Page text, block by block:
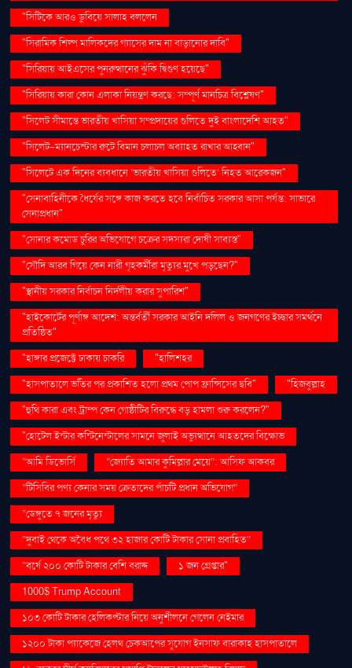
"সিটিকে আরও ডুবিয়ে সালাহ বললেন
"সিরামিক শিল্প মালিকদের গ্যাসের দাম না বাড়ানোর দাবি"
"সিরিয়ায় আইএসের পুনরুত্থানের ঝুঁকি দ্বিগুণ হয়েছে"
"সিরিয়ায় কারা কোন এলাকা নিয়ন্ত্রণ করছে: সম্পূর্ণ মানচিত্র বিশ্লেষণ"
"সিলেট সীমান্তে ভারতীয় খাসিয়া সম্প্রদায়ের গুলিতে দুই বাংলাদেশি আহত"
"সিলেট-ম্যানচেস্টার রুটে বিমান চলাচল অব্যাহত রাখার আহ্বান"
"সিলেটে এক দিনের ব্যবধানে ‘ভারতীয় খাসিয়া গু‌লিতে’ নিহত আরেকজন"
"সেনাবাহিনীকে ধৈর্যের সঙ্গে কাজ করতে হবে নির্বাচিত সরকার আসা পর্যন্ত: সাভারে
সেনাপ্রধান"
"সোনার কমোড চুরির অভিযোগে চক্রের সদস্যরা দোষী সাব্যস্ত"
"সৌদি আরব গিয়ে কেন নারী গৃহকর্মীরা মৃত্যুর মুখে পড়ছেন?"
"স্থানীয় সরকার নির্বাচন নির্দলীয় করার সুপারিশ"
"হাইকোর্টের পূর্ণাঙ্গ আদেশ: অন্তর্বর্তী সরকার আইনি দলিল ও জনগণের ইচ্ছার সমর্থনে
প্রতিষ্ঠিত"
"হাঙ্গার প্রজেক্টে ঢাকায় চাকরি
"হালিশহর
"হাসপাতালে ভর্তির পর প্রকাশিত হলো প্রথম পোপ ফ্রান্সিসের ছবি"
"হিজবুল্লাহ
"হুথি কারা এবং ট্রাম্প কেন গোষ্ঠীটির বিরুদ্ধে বড় হামলা শুরু করলেন?"
"হোটেল ইন্টার কন্টিনেন্টালের সামনে জুলাই অভ্যুত্থানে আহতদের বিক্ষোভ
“আমি ডিভোর্সি
“জ্যোতি আমার কুমিল্লার মেয়ে”: আসিফ আকবর
“টিসিবির পণ্য কেনার সময় ক্রেতাদের পাঁচটি প্রধান অভিযোগ”
“ডেঙ্গুতে ৭ জনের মৃত্যু
“দুবাই থেকে অবৈধ পথে ৩২ হাজার কোটি টাকার সোনা প্রবাহিত”
“বর্ষে ২০০ কোটি টাকার বেশি বরাদ্দ
১ জন গ্রেপ্তার"
1000$ Trump Account
১০৩ কোটি টাকার হেলিকপ্টার নিয়ে অনুশীলনে গেলেন নেইমার
১২০০ টাকা প্যাকেজে হেলথ চেকআপের সুযোগ ইনসাফ বারাকাহ হাসপাতালে